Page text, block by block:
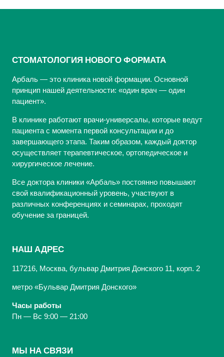
СТОМАТОЛОГИЯ НОВОГО ФОРМАТА
Арбаль — это клиника новой формации. Основной
принцип нашей деятельности: «один врач — один
пациент».
В клинике работают врачи-универсалы, которые ведут
пациента с момента первой консультации и до
завершающего этапа. Таким образом, каждый доктор
осуществляет терапевтическое, ортопедическое и
хирургическое лечение.
Все доктора клиники «Арбаль» постоянно повышают
свой квалификационный уровень, участвуют в
различных конференциях и семинарах, проходят
обучение за границей.
НАШ АДРЕС
117216, Москва, бульвар Дмитрия Донского 11, корп. 2
метро «Бульвар Дмитрия Донского»
Часы работы
Пн — Вс 9:00 — 21:00
МЫ НА СВЯЗИ